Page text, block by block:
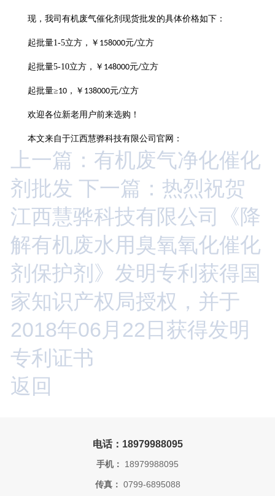
现，我司 有机废气催化剂 现货批发的具体价格如下：
起批量1-5立方，￥ 158000元/立方
起批量5-10立方，￥ 148000元/立方
起批量≥10，￥ 138000元/立方
欢迎各位新老用户前来选购！
本文来自于江西慧骅科技有限公司官网：
上一篇：有机废气净化催化
剂批发 下一篇：热烈祝贺
江西慧骅科技有限公司《降
解有机废水用臭氧氧化催化
剂保护剂》发明专利获得国
家知识产权局授权，并于
2018年06月22日获得发明
专利证书
返回
电话：18979988095
手机： 18979988095
传真： 0799-6895088